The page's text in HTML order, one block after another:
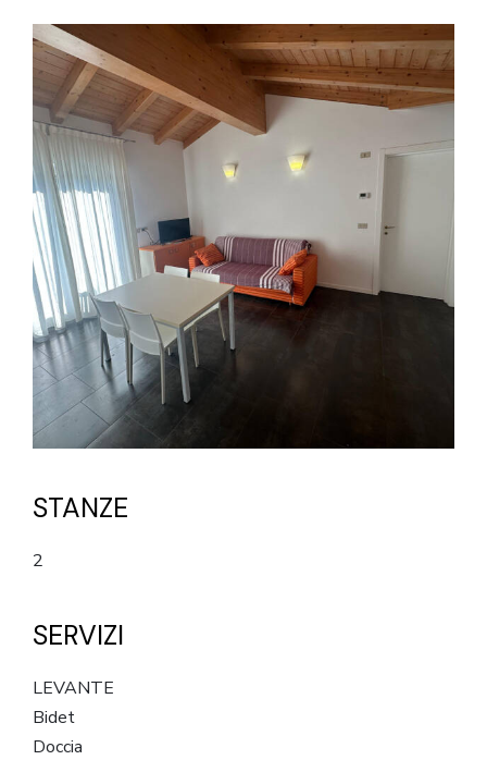
STANZE
2
SERVIZI
LEVANTE
Bidet
Doccia